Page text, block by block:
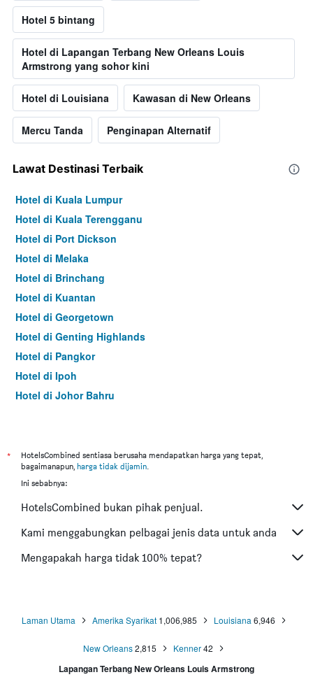
Hotel 5 bintang
Hotel di Lapangan Terbang New Orleans Louis
Armstrong yang sohor kini
Hotel di Louisiana Kawasan di New Orleans
Mercu Tanda Penginapan Alternatif
Lawat Destinasi Terbaik
Hotel di Kuala Lumpur
Hotel di Kuala Terengganu
Hotel di Port Dickson
Hotel di Melaka
Hotel di Brinchang
Hotel di Kuantan
Hotel di Georgetown
Hotel di Genting Highlands
Hotel di Pangkor
Hotel di Ipoh
Hotel di Johor Bahru
Hotel di Kuching
Hotel di Tokyo
Hotel di Bangkok
Hotel di Putrajaya
Hotel di Shah Alam
Hotel di Cherating
Hotel di Alor Setar
*
HotelsCombined sentiasa berusaha mendapatkan harga yang tepat,
bagaimanapun, harga tidak dijamin.
Ini sebabnya:
HotelsCombined bukan pihak penjual.
Kami menggabungkan pelbagai jenis data untuk anda
Mengapakah harga tidak 100% tepat?
Laman Utama Amerika Syarikat 1,006,985 Louisiana 6,946
New Orleans2,815 Kenner42
Lapangan Terbang New Orleans Louis Armstrong